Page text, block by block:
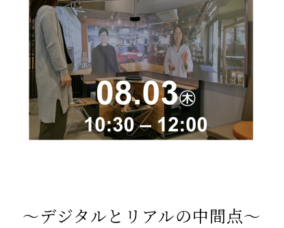
～デジタルとリアルの中間点～​